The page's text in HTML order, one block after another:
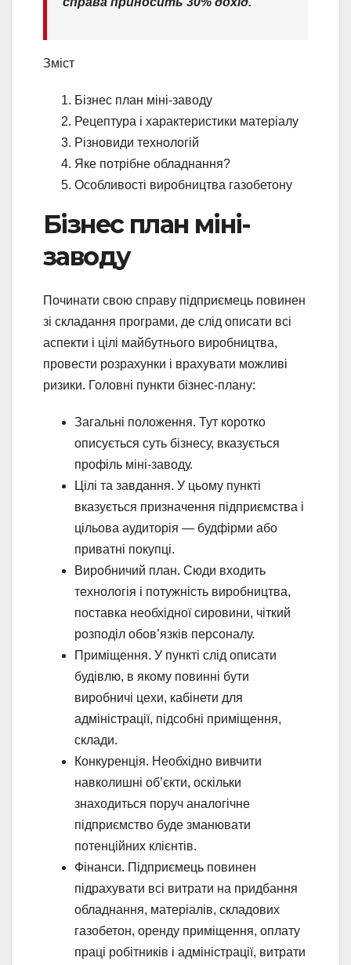
Зміст
Бізнес план міні-заводу
Рецептура і характеристики матеріалу
Різновиди технологій
Яке потрібне обладнання?
Особливості виробництва газобетону
Бізнес план міні-
заводу
Починати свою справу підприємець повинен
зі складання програми, де слід описати всі
аспекти і цілі майбутнього виробництва,
провести розрахунки і врахувати можливі
ризики. Головні пункти бізнес-плану:
Загальні положення. Тут коротко
описується суть бізнесу, вказується
профіль міні-заводу.
Цілі та завдання. У цьому пункті
вказується призначення підприємства і
цільова аудиторія — будфірми або
приватні покупці.
Виробничий план. Сюди входить
технологія і потужність виробництва,
поставка необхідної сировини, чіткий
розподіл обов’язків персоналу.
Приміщення. У пункті слід описати
будівлю, в якому повинні бути
виробничі цехи, кабінети для
адміністрації, підсобні приміщення,
склади.
Конкуренція. Необхідно вивчити
навколишні об’єкти, оскільки
знаходиться поруч аналогічне
підприємство буде зманювати
потенційних клієнтів.
Фінанси. Підприємець повинен
підрахувати всі витрати на придбання
обладнання, матеріалів, складових
газобетон, оренду приміщення, оплату
праці робітників і адміністрації, витрати